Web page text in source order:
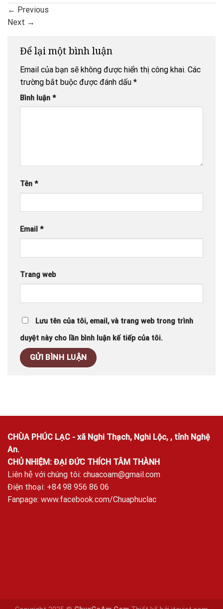
← Previous
Next →
Để lại một bình luận
Email của bạn sẽ không được hiển thị công khai. Các
trường bắt buộc được đánh dấu *
Bình luận *
Tên *
Email *
Trang web
Lưu tên của tôi, email, và trang web trong trình
duyệt này cho lần bình luận kế tiếp của tôi.
CHÙA PHÚC LẠC - xã Nghi Thạch, Nghi Lộc, , tỉnh Nghệ
An.
CHỦ NHIỆM: ĐẠI ĐỨC THÍCH TÂM THÀNH
Liên hệ với chúng tôi: chuacoam@gmail.com
Điện thoại: +84 98 956 86 06
Fanpage: www.facebook.com/Chuaphuclac